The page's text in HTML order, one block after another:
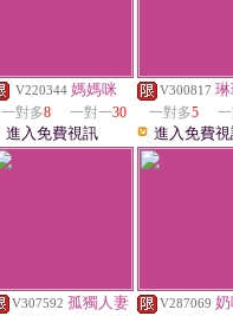
V220344 媽媽咪
一對多8 一對一30
進入免費視訊
V300817
一對多5
進入免費
V307592 孤獨人妻 V287069